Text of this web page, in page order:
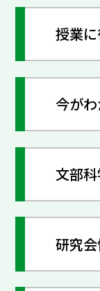
授業
今が
文部
研究